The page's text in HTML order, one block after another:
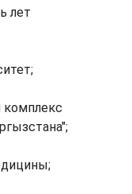
лет
комплекс